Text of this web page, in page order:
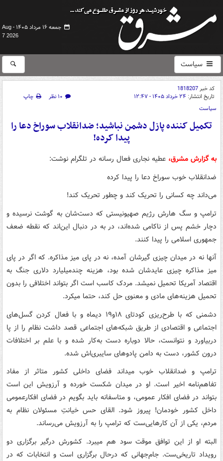
جمعه ۱۶ مرداد ۱۴۰۵ -
Aug
7 2026
سیاست
کد خبر1818207
تاریخ انتشار: ۲۴ خرداد ۱۴۰۵ - ۱۲:۴۷ ۱۰ نظر
چاپ
سیاست
تکمیل کننده پازل دشمن نباشید؛ ضدانقلاب سوراخ دعا را
پیدا کرده!
به گزارش مشرق، عطیه نجاری فعال رسانه در تلگرام نوشت:
ضدانقلاب خوب سوراخ دعا را پیدا کرده
می‌داند چه کسانی را تحریک کند و چطور تحریک کند!
ترامپ و سگ هارش رژیم صهیونیستی که دست‌شان به گوشت نرسیده و
دچار خشم پس از ناکامی شده‌اند، در به در دنبال این‌اند که نقطه ضعف
جمهوری اسلامی را پیدا کنند.
آنها نه در میدان چیزی گیرشان آمده، نه در پای میز مذاکره. که اگر در پای
میز مذاکره چیزی عایدشان شده بود، هزینه چندمیلیارد دلاری جنگ به
اقتصاد آمریکا تحمیل نمیشد. مردک کاسب است اگر بتواند اختلافی را بدون
تحمیل هزینه‌های مادی و معنوی حل کند، حتما میکرد.
دشمنی که با طرح‌ریزی کودتای ۱۸و۱۹ دیماه و با فعال کردن گسل‌های
اجتماعی و اقتصادی از طریق شبکه‌های اجتماعی قصد داشت نظام را از پا
دربیاورد و نتوانست، حالا دوباره دست به‌کار شده و با علم بر اختلافات
درون کشور، دست به دامن پادوهای سایبری‌اش شده.
ترامپ و ضدانقلاب خوب میداند فضای داخلی کشور متاثر از مفاد
تفاهم‌نامه اخیر است. او در میدان شکست خورده و آرزویش این است
بتواند در فضای افکار عمومی، و متاسفانه باید بگویم در فضای افکارعمومی
داخل کشور خودمان! پیروز شود. القای حس خیانتِ مسئولان نظام به
مردم، یکی از آن کارهایی‌ست که ترامپ را به آرزویش می‌رساند.
البته او از این توافق موقت سود هم میبرد. کشورش درگیر برگزاری دو
رویداد تاریخی‌ست. جام‌جهانی که درحال برگزاری است و انتخابات که در